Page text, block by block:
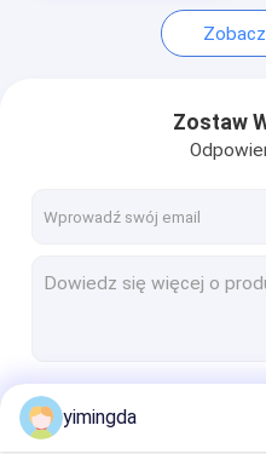
Zostaw
yimingda